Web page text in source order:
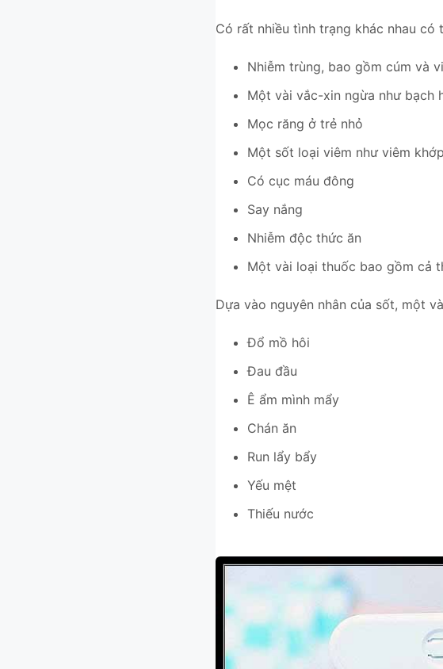
Có rất nhiều tình trạng khác nhau
Nhiễm trùng, bao gồm cúm và
Một vài vắc-xin ngừa như bạch
Mọc răng ở trẻ nhỏ
Một sốt loại viêm như viêm
Có cục máu đông
Say nắng
Nhiễm độc thức ăn
Một vài loại thuốc bao gồm cả
Dựa vào nguyên nhân của sốt, một
Đổ mồ hôi
Đau đầu
Ê ẩm mình mẩy
Chán ăn
Run lẩy bẩy
Yếu mệt
Thiếu nước